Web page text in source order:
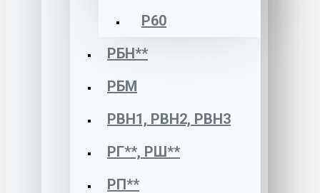
Р60
РБН**
РБМ
РВН1, РВН2, РВН3
РГ**, РШ**
РП**